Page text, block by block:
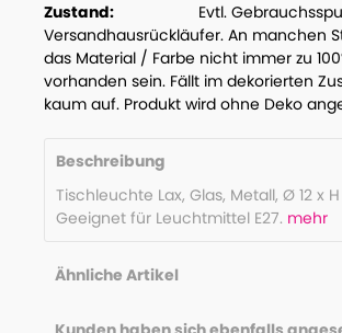
Zustand:
Evtl.
Versandhausrückläufer. An manchen
das Material / Farbe nicht immer zu
vorhanden sein. Fällt im dekorierten
kaum auf. Produkt wird ohne Deko
Beschreibung
Tischleuchte Lax, Glas, Metall, Ø 12 x
Geeignet für Leuchtmittel E27. mehr
Ähnliche Artikel